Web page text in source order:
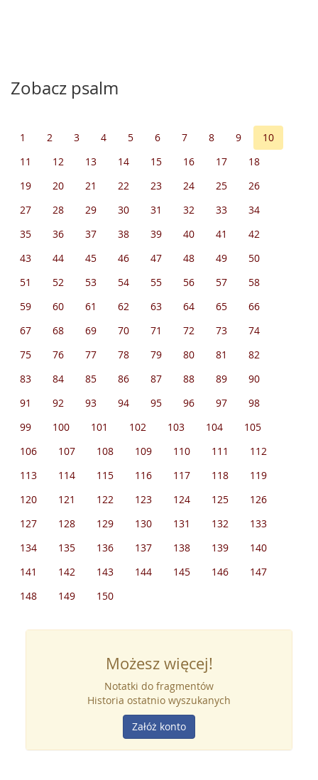
Zobacz psalm
1 2 3 4 5 6 7 8 9
10
11
12 13 14 15 16 17
18
19
20 21 22 23 24 25
26
27
28 29 30 31 32 33
34
35
36 37 38 39 40 41
42
43
44 45 46 47 48 49
50
51
52 53 54 55 56 57
58
59
60 61 62 63 64 65
66
67
68 69 70 71 72 73
74
75
76 77 78 79 80 81
82
83
84 85 86 87 88 89
90
91
92 93 94 95 96 97
98
99
100 101 102 103 104
105
106
107 108 109 110 111
112
113
114 115 116 117 118
119
120
121 122 123 124 125
126
127
128 129 130 131 132
133
134
135 136 137 138 139
140
141
142 143 144 145 146
147
148
149 150
Możesz więcej!
Notatki do fragmentów
Historia ostatnio wyszukanych
Załóż konto